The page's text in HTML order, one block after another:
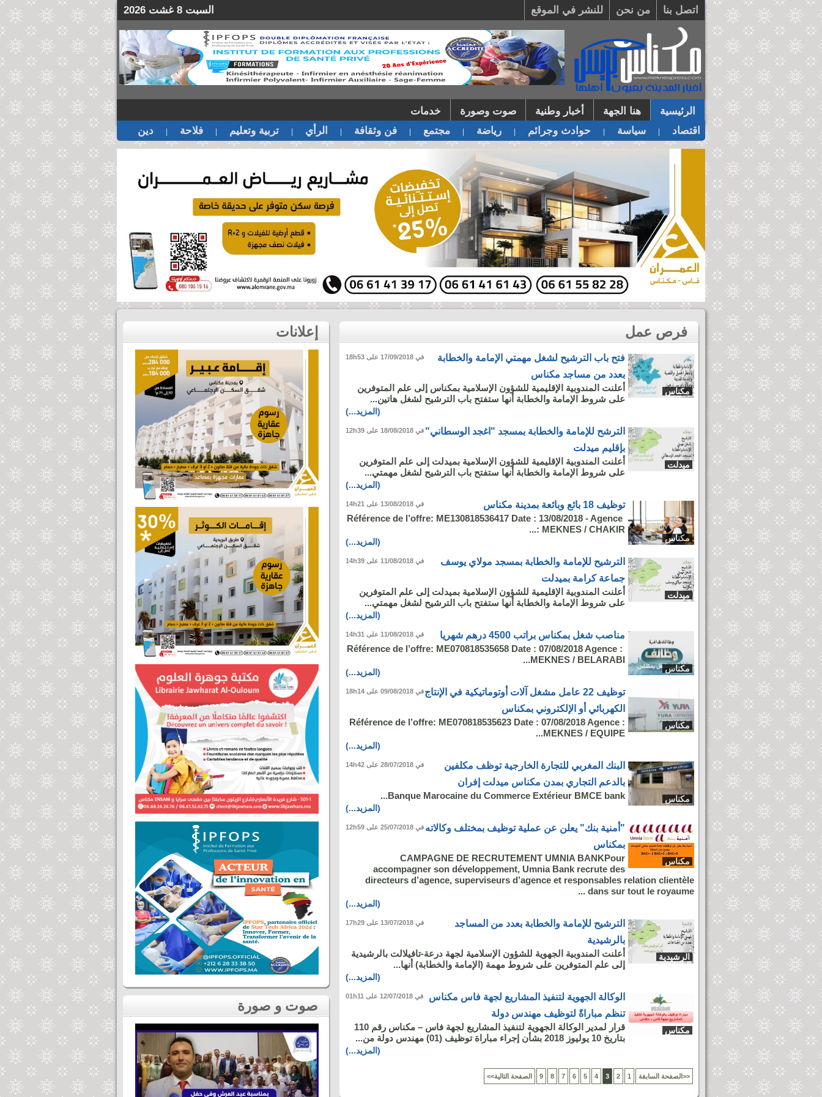
اتصل بنا من نحن للنشر في الموقع السبت 8 غشت 2026
الرئيسية
اقتصاد
سياسة حوادث وجرائم رياضة مجتمع فن وثقافة الرأي تربية وتعليم فلاحة دين
هنا الجهة أخبار وطنية صوت وصورة خدمات
مكناس
فتح باب الترشيح لشغل مهمتي الإمامة والخطابة
بعدد من مساجد مكناس
أعلنت المندوبية الإقليمية للشؤون الإسلامية بمكناس إلى علم المتوفرين
على شروط الإمامة والخطابة أنها ستفتح باب الترشيح لشغل هاتين...
(المزيد...)
في 17/09/2018 على 18h53
ميدلت
الترشح للإمامة والخطابة بمسجد "اغجد الوسطاني"
بإقليم ميدلت
أعلنت المندوبية الإقليمية للشؤون الإسلامية بميدلت إلى علم المتوفرين
على شروط الإمامة والخطابة أنها ستفتح باب الترشيح لشغل مهمتي...
(المزيد...)
في 18/08/2018 على 12h39
مكناس
توظيف 18 بائع وبائعة بمدينة مكناس
Référence de l’offre: ME130818536417 Date : 13/08/2018 - Agence
: MEKNES / CHAKIR...
(المزيد...)
في 13/08/2018 على 14h21
ميدلت
الترشيح للإمامة والخطابة بمسجد مولاي يوسف
جماعة كرامة بميدلت
أعلنت المندوبية الإقليمية للشؤون الإسلامية بميدلت إلى علم المتوفرين
على شروط الإمامة والخطابة أنها ستفتح باب الترشيح لشغل مهمتي...
(المزيد...)
في 11/08/2018 على 14h39
مكناس
مناصب شغل بمكناس براتب 4500 درهم شهريا
Référence de l’offre: ME070818535658 Date : 07/08/2018 Agence :
MEKNES / BELARABI...
(المزيد...)
في 11/08/2018 على 14h31
مكناس
توظيف 22 عامل مشغل آلات أوتوماتيكية في الإنتاج
الكهربائي أو الإلكتروني بمكناس
Référence de l’offre: ME070818535623 Date : 07/08/2018 Agence :
MEKNES / EQUIPE...
(المزيد...)
في 09/08/2018 على 18h14
مكناس
البنك المغربي للتجارة الخارجية توظف مكلفين
بالدعم التجاري بمدن مكناس ميدلت إفران
Banque Marocaine du Commerce Extérieur BMCE bank...
(المزيد...)
في 28/07/2018 على 14h42
مكناس
"أمنية بنك" يعلن عن عملية توظيف بمختلف وكالاته
بمكناس
CAMPAGNE DE RECRUTEMENT UMNIA BANKPour
accompagner son développement, Umnia Bank recrute des
directeurs d’agence, superviseurs d’agence et responsables relation clientèle
dans sur tout le royaume ...
(المزيد...)
في 25/07/2018 على 12h59
الرشيدية
الترشيح للإمامة والخطابة بعدد من المساجد
بالرشيدية
أعلنت المندوبية الجهوية للشؤون الإسلامية لجهة درعة-تافيلالت بالرشيدية
إلى علم المتوفرين على شروط مهمة (الإمامة والخطابة) أنها...
(المزيد...)
في 13/07/2018 على 17h29
مكناس
الوكالة الجهوية لتنفيذ المشاريع لجهة فاس مكناس
تنظم مباراةً لتوظيف مهندس دولة
قرار لمدير الوكالة الجهوية لتنفيذ المشاريع لجهة فاس – مكناس رقم 110
بتاريخ 10 يوليوز 2018 بشأن إجراء مباراة توظيف (01) مهندس دولة من...
(المزيد...)
في 12/07/2018 على 01h11
الصفحة السابقة>> 1
2
3
4
5
6
7
8
9 <<الصفحة التالية